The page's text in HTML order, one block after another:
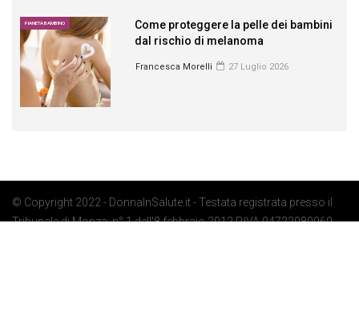
PIANETA BAMBINO
Come proteggere la pelle dei bambini
dal rischio di melanoma
Francesca Morelli 27 Luglio 2026
© Copyright 2022 - DonnaInSalute.it - Testata registrata presso il
Tribunale di Monza: n° 1 dell'8 febbraio 2012 P.IVA 04722080969 -